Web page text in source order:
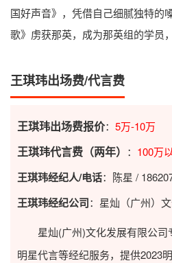
国好声音》，凭借自己细腻独特的
歌》虏获那英，成为那英组的学员
王琪玮出场费/代言费
王琪玮出场费报价： 5万-10万
王琪玮代言费（两年） ： 100万
王琪玮经纪人/电话：陈星 /
王琪玮经纪公司：星灿（广州）
星灿(广州)文化发展有限公司
明星代言等经纪服务，提供2023